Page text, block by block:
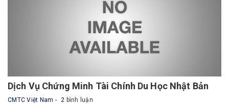
Dịch Vụ Chứng Minh Tài Chính Du Học Nhật Bản
CMTC Việt Nam 2 bình luận